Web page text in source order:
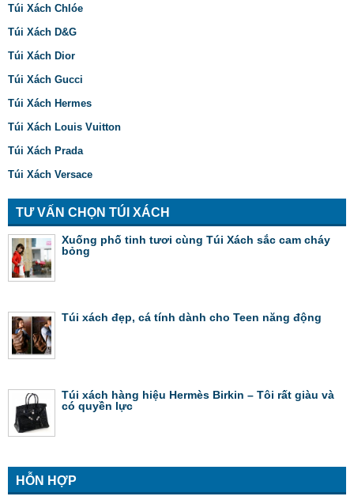
Túi Xách Chlóe
Túi Xách D&G
Túi Xách Dior
Túi Xách Gucci
Túi Xách Hermes
Túi Xách Louis Vuitton
Túi Xách Prada
Túi Xách Versace
TƯ VẤN CHỌN TÚI XÁCH
Xuống phố tinh tươi cùng Túi Xách sắc cam cháy
bỏng
Túi xách đẹp, cá tính dành cho Teen năng động
Túi xách hàng hiệu Hermès Birkin – Tôi rất giàu và
có quyền lực
HỖN HỢP